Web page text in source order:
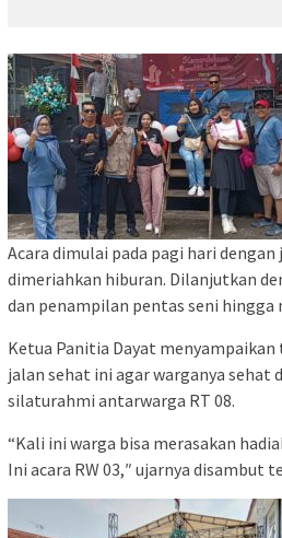
Acara dimulai pada pagi hari dengan
dimeriahkan hiburan. Dilanjutkan
dan penampilan pentas seni hingga
Ketua Panitia Dayat menyampaikan
jalan sehat ini agar warganya sehat
silaturahmi antarwarga RT 08.
“Kali ini warga bisa merasakan
Ini acara RW 03,″ ujarnya disambut